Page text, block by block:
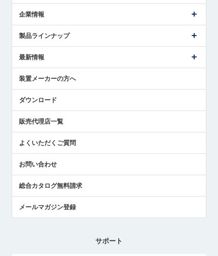
企業情報
ごあいさつ
受賞履歴
採用情報
国/地域/言語
製品ラインナップ
ツールセッタ製品
エアマイクロセンサ製品
最新情報
メトロールの技術
社員ブログ
中小企業のBCP地震対策
センサのテクニカルガイド
社長ブログ
装置メーカーの方へ
ダウンロード
販売代理店一覧
よくいただくご質問
お問い合わせ
総合カタログ無料請求
メールマガジン登録
サポート